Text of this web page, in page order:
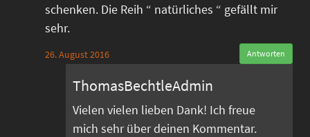
schenken. Die Reih “ natürliches “ gefällt mir
sehr.
26. August 2016 Antworten
ThomasBechtleAdmin
Vielen vielen lieben Dank! Ich freue
mich sehr über deinen Kommentar.